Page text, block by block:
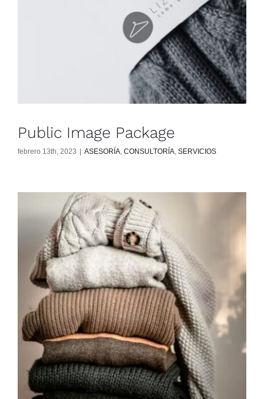
Public Image Package
febrero 13th, 2023 ASESORÍA, CONSULTORÍA, SERVICIOS